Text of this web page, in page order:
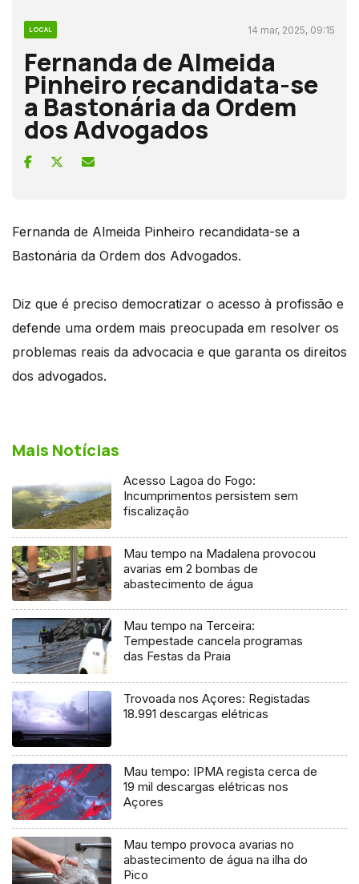
LOCAL 14 mar, 2025, 09:15
Fernanda de Almeida
Pinheiro recandidata-se
a Bastonária da Ordem
dos Advogados
Fernanda de Almeida Pinheiro recandidata-se a
Bastonária da Ordem dos Advogados.
Diz que é preciso democratizar o acesso à profissão e
defende uma ordem mais preocupada em resolver os
problemas reais da advocacia e que garanta os direitos
dos advogados.
Mais Notícias
Acesso Lagoa do Fogo:
Incumprimentos persistem sem
fiscalização
Mau tempo na Madalena provocou
avarias em 2 bombas de
abastecimento de água
Mau tempo na Terceira:
Tempestade cancela programas
das Festas da Praia
Trovoada nos Açores: Registadas
18.991 descargas elétricas
Mau tempo: IPMA regista cerca de
19 mil descargas elétricas nos
Açores
Mau tempo provoca avarias no
abastecimento de água na ilha do
Pico